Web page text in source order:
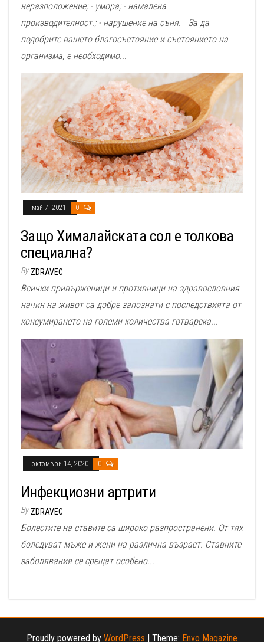
неразположение; - умора; - намалена
производителност.; - нарушение на съня. За да
подобрите вашето благосъстояние и състоянието на
организма, е необходимо...
май 7, 2021 0
Защо Хималайската сол е толкова
специална?
By ZDRAVEC
Всички привърженици и противници на здравословния
начин на живот са добре запознати с последствията от
консумирането на големи количества готварска...
октомври 14, 2020 0
Инфекциозни артрити
By ZDRAVEC
Болестите на ставите са широко разпространени. От тях
боледуват мъже и жени на различна възраст. Ставните
заболявания се срещат особено...
Proudly powered by WordPress Theme: Envo Magazine